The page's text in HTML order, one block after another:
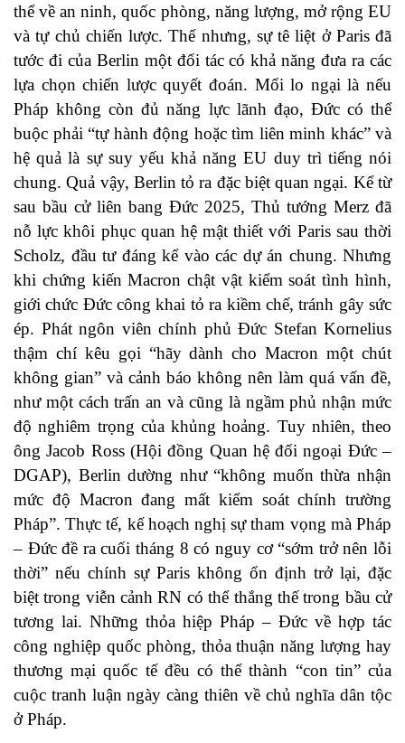
thể về an ninh, quốc phòng, năng lượng, mở rộng EU
và tự chủ chiến lược. Thế nhưng, sự tê liệt ở Paris đã
tước đi của Berlin một đối tác có khả năng đưa ra các
lựa chọn chiến lược quyết đoán. Mối lo ngại là nếu
Pháp không còn đủ năng lực lãnh đạo, Đức có thể
buộc phải “tự hành động hoặc tìm liên minh khác” và
hệ quả là sự suy yếu khả năng EU duy trì tiếng nói
chung. Quả vậy, Berlin tỏ ra đặc biệt quan ngại. Kể từ
sau bầu cử liên bang Đức 2025, Thủ tướng Merz đã
nỗ lực khôi phục quan hệ mật thiết với Paris sau thời
Scholz, đầu tư đáng kể vào các dự án chung. Nhưng
khi chứng kiến Macron chật vật kiểm soát tình hình,
giới chức Đức công khai tỏ ra kiềm chế, tránh gây sức
ép. Phát ngôn viên chính phủ Đức Stefan Kornelius
thậm chí kêu gọi “hãy dành cho Macron một chút
không gian” và cảnh báo không nên làm quá vấn đề,
như một cách trấn an và cũng là ngầm phủ nhận mức
độ nghiêm trọng của khủng hoảng. Tuy nhiên, theo
ông Jacob Ross (Hội đồng Quan hệ đối ngoại Đức –
DGAP), Berlin dường như “không muốn thừa nhận
mức độ Macron đang mất kiểm soát chính trường
Pháp”. Thực tế, kế hoạch nghị sự tham vọng mà Pháp
– Đức đề ra cuối tháng 8 có nguy cơ “sớm trở nên lỗi
thời” nếu chính sự Paris không ổn định trở lại, đặc
biệt trong viễn cảnh RN có thể thắng thế trong bầu cử
tương lai. Những thỏa hiệp Pháp – Đức về hợp tác
công nghiệp quốc phòng, thỏa thuận năng lượng hay
thương mại quốc tế đều có thể thành “con tin” của
cuộc tranh luận ngày càng thiên về chủ nghĩa dân tộc
ở Pháp.